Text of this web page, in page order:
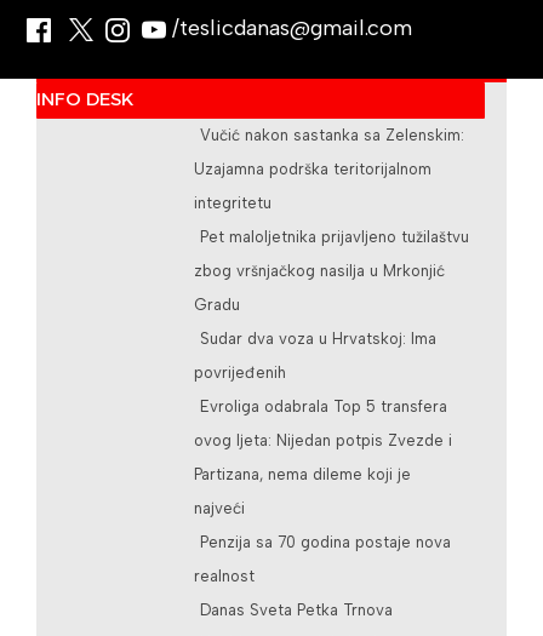
/teslicdanas@gmail.com
INFO DESK
Vučić nakon sastanka sa Zelenskim:
Uzajamna podrška teritorijalnom
integritetu
Pet maloljetnika prijavljeno tužilaštvu
zbog vršnjačkog nasilja u Mrkonjić
Gradu
Sudar dva voza u Hrvatskoj: Ima
povrijeđenih
Evroliga odabrala Top 5 transfera
ovog ljeta: Nijedan potpis Zvezde i
Partizana, nema dileme koji je
najveći
Penzija sa 70 godina postaje nova
realnost
Danas Sveta Petka Trnova